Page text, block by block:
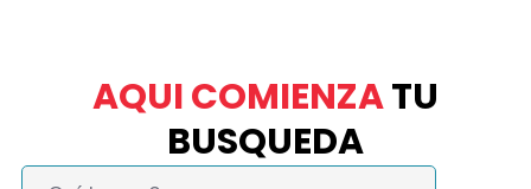
AQUI COMIENZATU
BUSQUEDA
Buscar: